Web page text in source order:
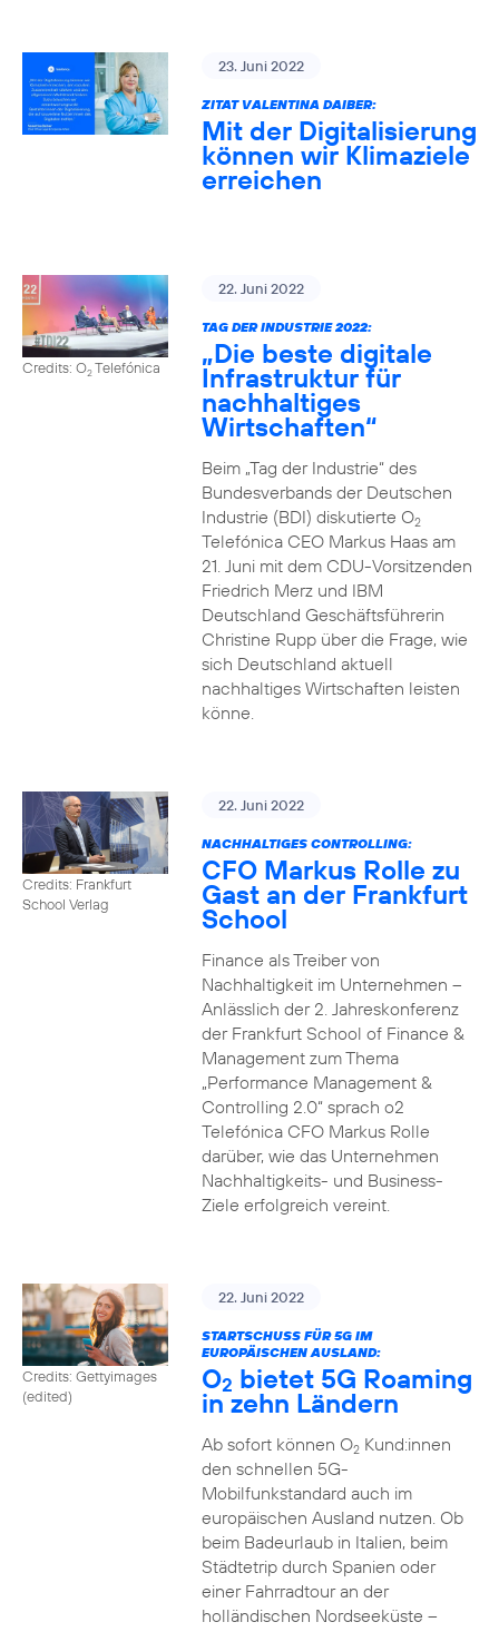
23. Juni 2022
ZITAT VALENTINA DAIBER:
Mit der Digitalisierung
können wir Klimaziele
erreichen
Credits: O2Telefónica
22. Juni 2022
TAG DER INDUSTRIE 2022:
„Die beste digitale
Infrastruktur für
nachhaltiges
Wirtschaften“
Beim „Tag der Industrie“ des
Bundesverbands der Deutschen
Industrie (BDI) diskutierte O2
Telefónica CEO Markus Haas am
21. Juni mit dem CDU-Vorsitzenden
Friedrich Merz und IBM
Deutschland Geschäftsführerin
Christine Rupp über die Frage, wie
sich Deutschland aktuell
nachhaltiges Wirtschaften leisten
könne.
Credits: Frankfurt
School Verlag
22. Juni 2022
NACHHALTIGES CONTROLLING:
CFO Markus Rolle zu
Gast an der Frankfurt
School
Finance als Treiber von
Nachhaltigkeit im Unternehmen –
Anlässlich der 2. Jahreskonferenz
der Frankfurt School of Finance &
Management zum Thema
„Performance Management &
Controlling 2.0“ sprach o2
Telefónica CFO Markus Rolle
darüber, wie das Unternehmen
Nachhaltigkeits- und Business-
Ziele erfolgreich vereint.
Credits: Gettyimages
(edited)
22. Juni 2022
STARTSCHUSS FÜR 5G IM
EUROPÄISCHEN AUSLAND:
O2 bietet 5G Roaming
in zehn Ländern
Ab sofort können O2Kund:innen
den schnellen 5G-
Mobilfunkstandard auch im
europäischen Ausland nutzen. Ob
beim Badeurlaub in Italien, beim
Städtetrip durch Spanien oder
einer Fahrradtour an der
holländischen Nordseeküste –